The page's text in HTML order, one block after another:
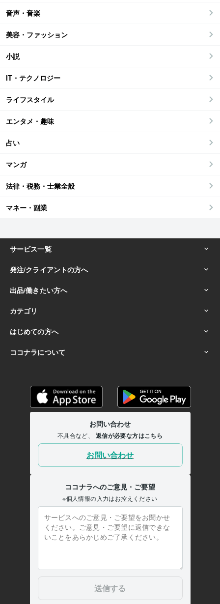
音声・音楽
美容・ファッション
小説
IT・テクノロジー
ライフスタイル
エンタメ・趣味
占い
マンガ
法律・税務・士業全般
マネー・副業